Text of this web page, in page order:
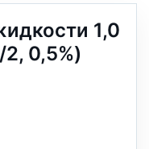
1,0
0,5%)